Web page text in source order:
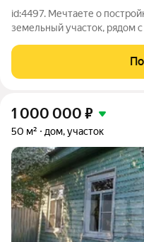
id:4497. Мечтаете о
земельный участок, рядом
45 кв.м., площадь земельного участка 9
Отличное место
1 000 000 ₽
50 м² дом, участок